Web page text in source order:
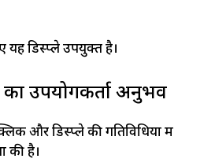
यह डिस्प्ले उपयुक्त है।
उपयोगकर्ता अनुभव
और डिस्प्ले की गतिविधियों में
की है।